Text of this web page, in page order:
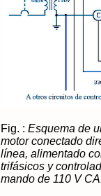
Fig. : Esquema de
motor conectado
línea, alimentado
trifásicos y
mando de 110 V